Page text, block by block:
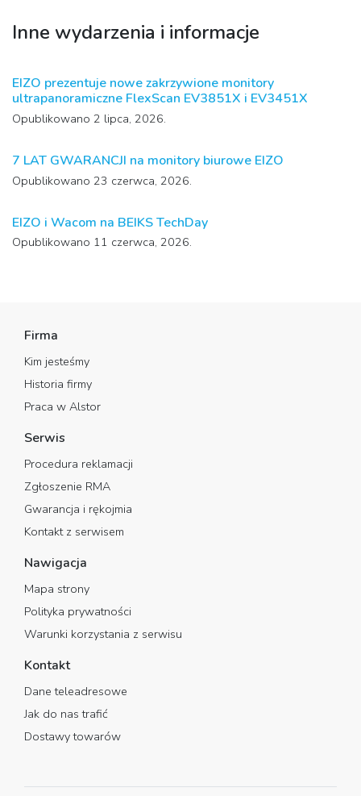
Inne wydarzenia i informacje
EIZO prezentuje nowe zakrzywione monitory
ultrapanoramiczne FlexScan EV3851X i EV3451X
Opublikowano 2 lipca, 2026.
7 LAT GWARANCJI na monitory biurowe EIZO
Opublikowano 23 czerwca, 2026.
EIZO i Wacom na BEIKS TechDay
Opublikowano 11 czerwca, 2026.
Firma
Kim jesteśmy
Historia firmy
Praca w Alstor
Serwis
Procedura reklamacji
Zgłoszenie RMA
Gwarancja i rękojmia
Kontakt z serwisem
Nawigacja
Mapa strony
Polityka prywatności
Warunki korzystania z serwisu
Kontakt
Dane teleadresowe
Jak do nas trafić
Dostawy towarów